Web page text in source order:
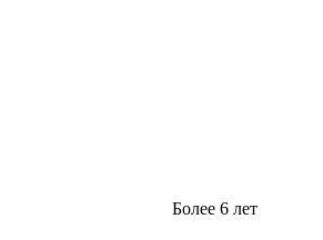
Более 6 лет